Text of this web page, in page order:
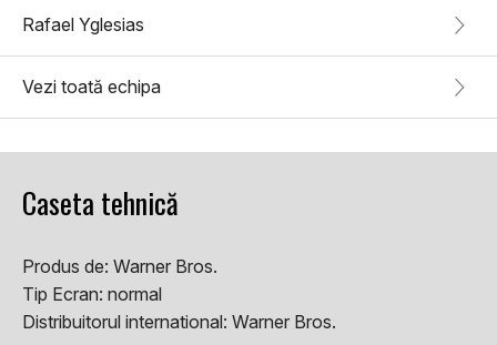
Rafael Yglesias
Vezi toată echipa
Caseta tehnică
Produs de: Warner Bros.
Tip Ecran: normal
Distribuitorul international: Warner Bros.